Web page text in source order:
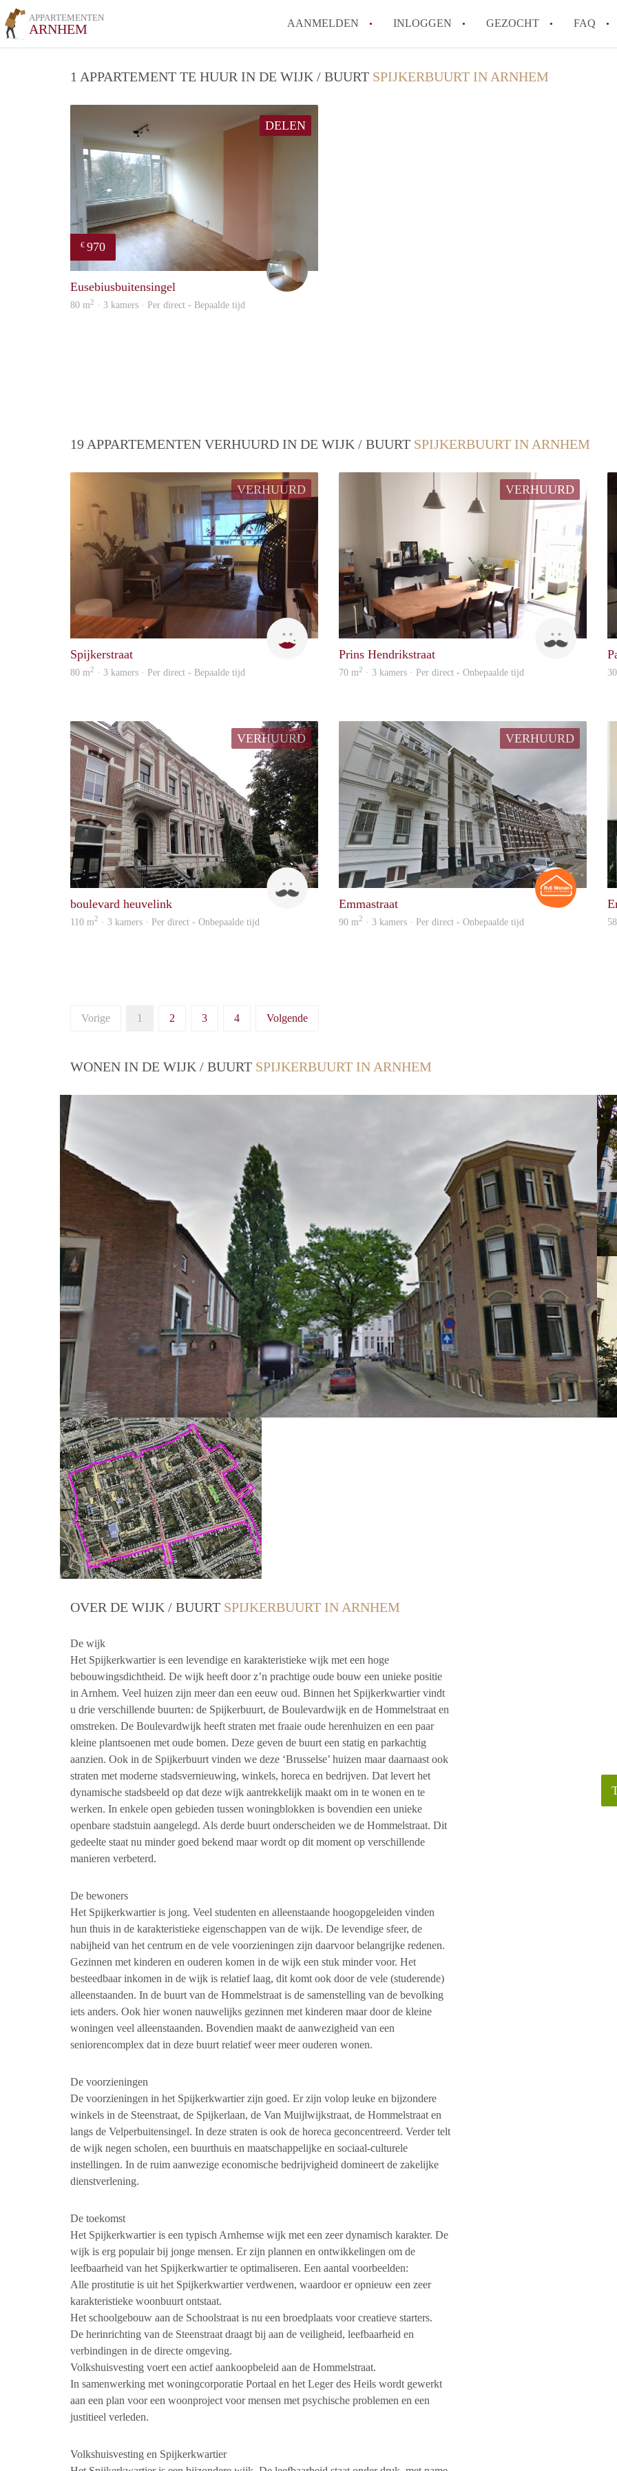
APPARTEMENTEN
ARNHEM AANMELDEN INLOGGEN GEZOCHT FAQ
1 APPARTEMENT TE HUUR IN DE WIJK / BUURT SPIJKERBUURT IN ARNHEM
DELEN
€ 970
Eusebiusbuitensingel
80 m2 · 3 kamers · Per direct - Bepaalde tijd
19 APPARTEMENTEN VERHUURD IN DE WIJK / BUURT SPIJKERBUURT IN ARNHEM
VERHUURD
Linsey
Spijkerstraat
80 m2 · 3 kamers · Per direct - Bepaalde tijd
VERHUURD
Andre
Prins Hendrikstraat
70 m2 · 3 kamers · Per direct - Onbepaalde tijd
VERHUURD
Wouter
boulevard heuvelink
110 m2 · 3 kamers · Per direct - Onbepaalde tijd
VERHUURD
Rianne
Emmastraat
90 m2 · 3 kamers · Per direct - Onbepaalde tijd
Vorige 1 2 3 4 Volgende
WONEN IN DE WIJK / BUURT SPIJKERBUURT IN ARNHEM
OVER DE WIJK / BUURT SPIJKERBUURT IN ARNHEM
De wijk
Het Spijkerkwartier is een levendige en karakteristieke wijk met een hoge
bebouwingsdichtheid. De wijk heeft door z’n prachtige oude bouw een unieke positie
in Arnhem. Veel huizen zijn meer dan een eeuw oud. Binnen het Spijkerkwartier vindt
u drie verschillende buurten: de Spijkerbuurt, de Boulevardwijk en de Hommelstraat en
omstreken. De Boulevardwijk heeft straten met fraaie oude herenhuizen en een paar
kleine plantsoenen met oude bomen. Deze geven de buurt een statig en parkachtig
aanzien. Ook in de Spijkerbuurt vinden we deze ‘Brusselse’ huizen maar daarnaast ook
straten met moderne stadsvernieuwing, winkels, horeca en bedrijven. Dat levert het
dynamische stadsbeeld op dat deze wijk aantrekkelijk maakt om in te wonen en te
werken. In enkele open gebieden tussen woningblokken is bovendien een unieke
openbare stadstuin aangelegd. Als derde buurt onderscheiden we de Hommelstraat. Dit
gedeelte staat nu minder goed bekend maar wordt op dit moment op verschillende
manieren verbeterd.
De bewoners
Het Spijkerkwartier is jong. Veel studenten en alleenstaande hoogopgeleiden vinden
hun thuis in de karakteristieke eigenschappen van de wijk. De levendige sfeer, de
nabijheid van het centrum en de vele voorzieningen zijn daarvoor belangrijke redenen.
Gezinnen met kinderen en ouderen komen in de wijk een stuk minder voor. Het
besteedbaar inkomen in de wijk is relatief laag, dit komt ook door de vele (studerende)
alleenstaanden. In de buurt van de Hommelstraat is de samenstelling van de bevolking
iets anders. Ook hier wonen nauwelijks gezinnen met kinderen maar door de kleine
woningen veel alleenstaanden. Bovendien maakt de aanwezigheid van een
seniorencomplex dat in deze buurt relatief weer meer ouderen wonen.
De voorzieningen
De voorzieningen in het Spijkerkwartier zijn goed. Er zijn volop leuke en bijzondere
winkels in de Steenstraat, de Spijkerlaan, de Van Muijlwijkstraat, de Hommelstraat en
langs de Velperbuitensingel. In deze straten is ook de horeca geconcentreerd. Verder telt
de wijk negen scholen, een buurthuis en maatschappelijke en sociaal-culturele
instellingen. In de ruim aanwezige economische bedrijvigheid domineert de zakelijke
dienstverlening.
De toekomst
Het Spijkerkwartier is een typisch Arnhemse wijk met een zeer dynamisch karakter. De
wijk is erg populair bij jonge mensen. Er zijn plannen en ontwikkelingen om de
leefbaarheid van het Spijkerkwartier te optimaliseren. Een aantal voorbeelden:
Alle prostitutie is uit het Spijkerkwartier verdwenen, waardoor er opnieuw een zeer
karakteristieke woonbuurt ontstaat.
Het schoolgebouw aan de Schoolstraat is nu een broedplaats voor creatieve starters.
De herinrichting van de Steenstraat draagt bij aan de veiligheid, leefbaarheid en
verbindingen in de directe omgeving.
Volkshuisvesting voert een actief aankoopbeleid aan de Hommelstraat.
In samenwerking met woningcorporatie Portaal en het Leger des Heils wordt gewerkt
aan een plan voor een woonproject voor mensen met psychische problemen en een
justitieel verleden.
Volkshuisvesting en Spijkerkwartier